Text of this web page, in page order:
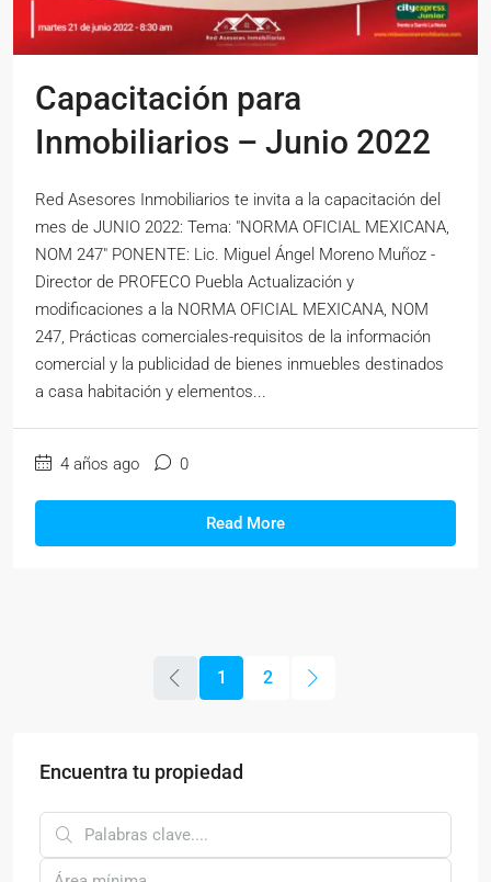
Capacitación para
Inmobiliarios – Junio 2022
Red Asesores Inmobiliarios te invita a la capacitación del
mes de JUNIO 2022: Tema: "NORMA OFICIAL MEXICANA,
NOM 247" PONENTE: Lic. Miguel Ángel Moreno Muñoz -
Director de PROFECO Puebla Actualización y
modificaciones a la NORMA OFICIAL MEXICANA, NOM
247, Prácticas comerciales-requisitos de la información
comercial y la publicidad de bienes inmuebles destinados
a casa habitación y elementos...
4 años ago 0
Read More
1 2
Encuentra tu propiedad